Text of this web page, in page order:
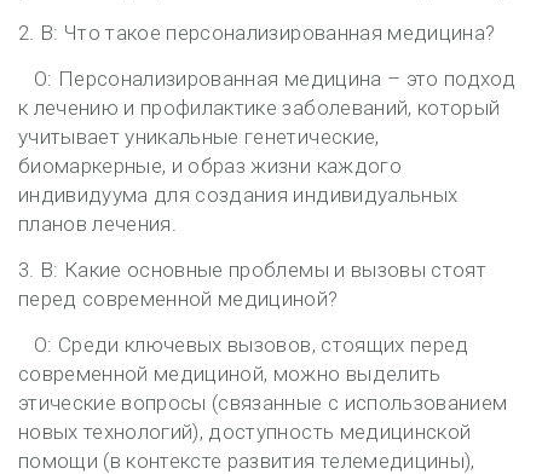
2. В: Что такое персонализированная медицина?
О: Персонализированная медицина – это подход
к лечению и профилактике заболеваний, который
учитывает уникальные генетические,
биомаркерные, и образ жизни каждого
индивидуума для создания индивидуальных
планов лечения.
3. В: Какие основные проблемы и вызовы стоят
перед современной медициной?
О: Среди ключевых вызовов, стоящих перед
современной медициной, можно выделить
этические вопросы (связанные с использованием
новых технологий), доступность медицинской
помощи (в контексте развития телемедицины),